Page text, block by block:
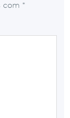
com *